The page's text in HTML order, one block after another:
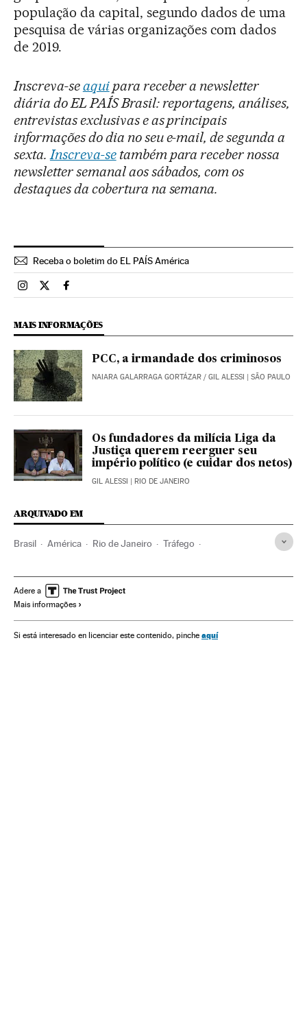
população da capital, segundo dados de uma
pesquisa de várias organizações com dados
de 2019.
Inscreva-seaquipara receber a newsletter
diária do EL PAÍS Brasil: reportagens, análises,
entrevistas exclusivas e as principais
informações do dia no seu e-mail, de segunda a
sexta.Inscreva-setambém para receber nossa
newsletter semanal aos sábados, com os
destaques da cobertura na semana.
Receba o boletim do EL PAÍS América
Brasil El País Brasil en Instagram
Brasil El País Brasil en Twitter
Brasil El País Brasil en Facebook
MAIS INFORMAÇÕES
PCC, a irmandade dos criminosos
NAIARA GALARRAGA GORTÁZAR / GIL ALESSI | SÃO PAULO
Os fundadores da milícia Liga da
Justiça querem reerguer seu
império político (e cuidar dos netos)
GIL ALESSI | RIO DE JANEIRO
ARQUIVADO EM
Brasil América Rio de Janeiro Tráfego
Violência de rua Israel Judaísmo
Narcotráfico
Adere a
Mais informações
Si está interesado en licenciar este contenido, pinche aquí